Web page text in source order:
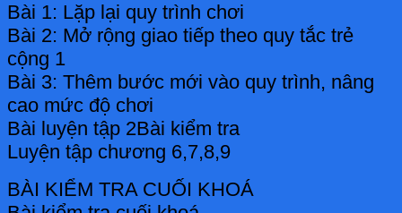
Bài 1: Lặp lại quy trình chơi
Bài 2: Mở rộng giao tiếp theo quy tắc trẻ
cộng 1
Bài 3: Thêm bước mới vào quy trình, nâng
cao mức độ chơi
Bài luyện tập 2Bài kiểm tra
Luyện tập chương 6,7,8,9
BÀI KIỂM TRA CUỐI KHOÁ